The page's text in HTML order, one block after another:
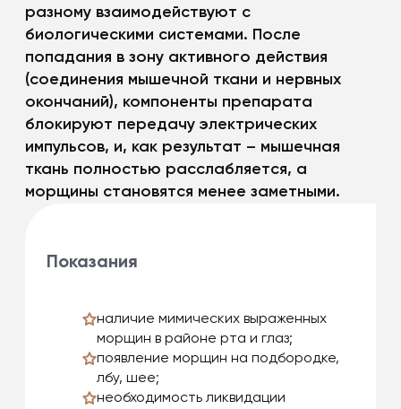
разному взаимодействуют с
биологическими системами. После
попадания в зону активного действия
(соединения мышечной ткани и нервных
окончаний), компоненты препарата
блокируют передачу электрических
импульсов, и, как результат – мышечная
ткань полностью расслабляется, а
морщины становятся менее заметными.
Показания
наличие мимических выраженных
морщин в районе рта и глаз;
появление морщин на подбородке,
лбу, шее;
необходимость ликвидации